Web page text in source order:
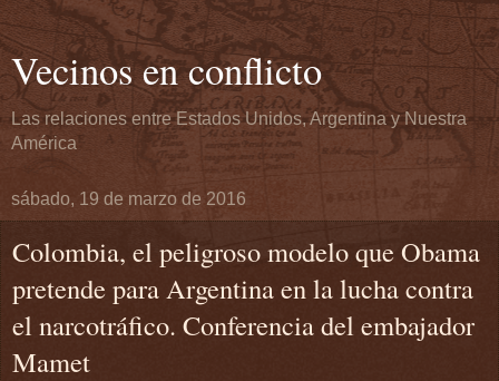
Vecinos en conflicto
Las relaciones entre Estados Unidos, Argentina y Nuestra
América
sábado, 19 de marzo de 2016
Colombia, el peligroso modelo que Obama
pretende para Argentina en la lucha contra
el narcotráfico. Conferencia del embajador
Mamet